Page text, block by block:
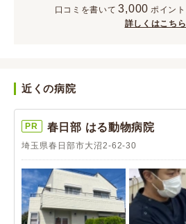
口コミを書いて 3,000 ポイント
詳しくはこちら
近くの病院
PR 春日部 はる動物病院
埼玉県春日部市大沼2-62-30